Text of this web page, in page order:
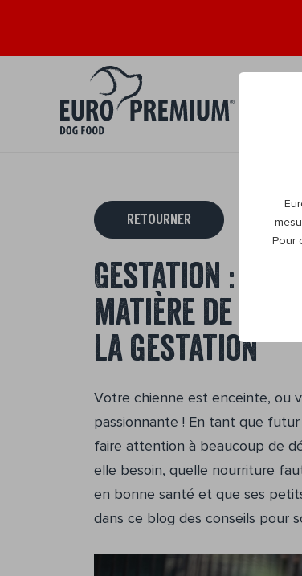
Pour
RETOURNER
Gestation :
matière de
la gestation
Votre chienne est enceinte, ou
passionnante ! En tant que
faire attention à beaucoup de
elle besoin, quelle nourriture
en bonne santé et que ses
dans ce blog des conseils pour